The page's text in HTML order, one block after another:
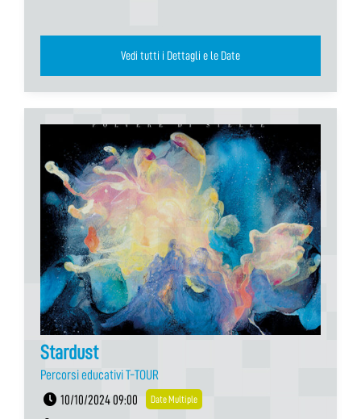
Vedi tutti i Dettagli e le Date
Stardust
Percorsi educativi T-TOUR
10/10/2024 09:00
Date Multiple